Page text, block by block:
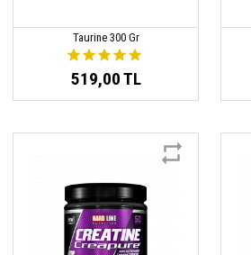
Taurine 300 Gr
519,00 TL